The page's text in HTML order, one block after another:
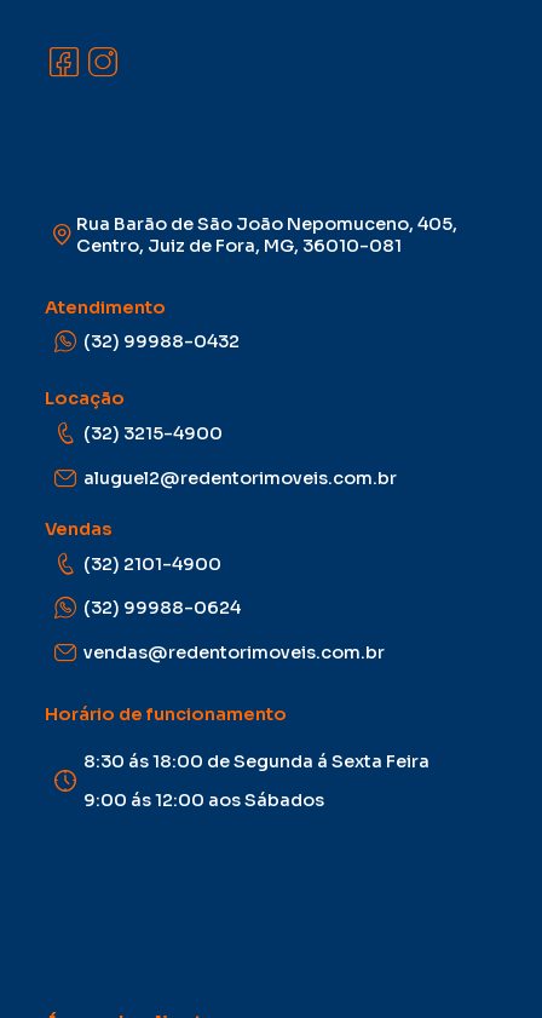
Rua Barão de São João Nepomuceno, 405,
Centro, Juiz de Fora, MG, 36010-081
Atendimento
(32) 99988-0432
Locação
(32) 3215-4900
aluguel2@redentorimoveis.com.br
Vendas
(32) 2101-4900
(32) 99988-0624
vendas@redentorimoveis.com.br
Horário de funcionamento
8:30 ás 18:00 de Segunda á Sexta Feira
9:00 ás 12:00 aos Sábados